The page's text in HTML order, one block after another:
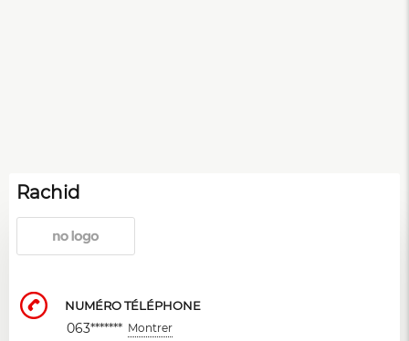
Rachid
NUMÉRO TÉLÉPHONE
063******* Montrer